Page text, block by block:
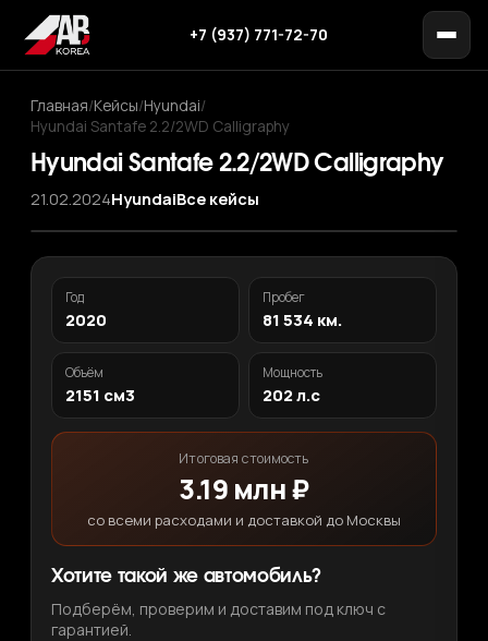
+7 (937) 771-72-70
Главная/Кейсы/Hyundai/
Hyundai Santafe 2.2/2WD Calligraphy
Hyundai Santafe 2.2/2WD Calligraphy
21.02.2024HyundaiВсе кейсы
Год
2020
Пробег
81 534 км.
Объём
2151 см3
Мощность
202 л.с
Итоговая стоимость
3.19 млн ₽
со всеми расходами и доставкой до Москвы
Хотите такой же автомобиль?
Подберём, проверим и доставим под ключ с
гарантией.